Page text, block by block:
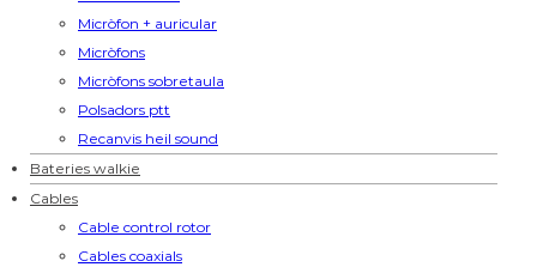
Micròfon + auricular
Micròfons
Micròfons sobretaula
Polsadors ptt
Recanvis heil sound
Bateries walkie
Cables
Cable control rotor
Cables coaxials